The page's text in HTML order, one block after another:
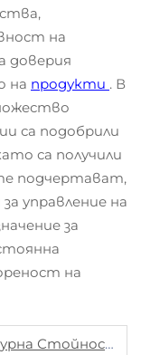
на
доверия
на продукти . В
са подобрили
са получили
подчертават,
управление на
за
на
Месинговите Монети